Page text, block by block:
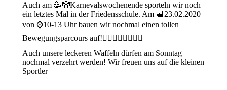
Auch am 🥳🤡Karnevalswochenende sporteln wir noch
ein letztes Mal in der Friedensschule. Am 📆 23.02.2020
von ⌚️10-13 Uhr bauen wir nochmal einen tollen
Bewegungsparcours auf!🤸‍♀️ ⛹️‍♀️ 🏃‍♂️ 🏃‍♀️
Auch unsere leckeren Waffeln dürfen am Sonntag
nochmal verzehrt werden! Wir freuen uns auf die kleinen
Sportler